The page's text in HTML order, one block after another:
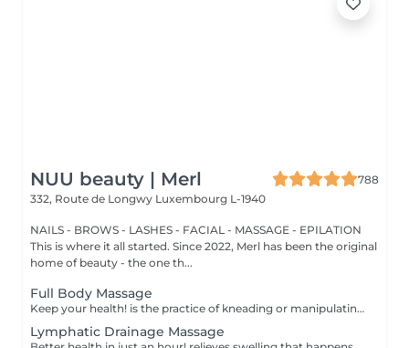
NUU beauty | Merl
788
332, Route de Longwy Luxembourg L-1940
NAILS - BROWS - LASHES - FACIAL - MASSAGE - EPILATION
This is where it all started. Since 2022, Merl has been the original
home of beauty - the one th...
Full Body Massage
Keep your health! is the practice of kneading or manipulating a person's muscles and other soft-tissue in order to reduce stress, reduce muscle pain, increase relaxation and improve the work of the immune system. Benefits of getting a full body massage: - reduces stress - relaxing - improves blood circulation - improves body immune system How is full body massage done? - head and neck are massaged - shoulders and back are massaged - hands and arms are massaged - feet and legs are massaged - belly is massaged Age restrictions: there are no age restrictions for this procedure. Post procedure recommendations: do not do sport and any sharp movements 2-3 hours after the procedure. Frequency: 1-2 times per week, 10 times in total. Repeat once in 3-6 months.
Lymphatic Drainage Massage